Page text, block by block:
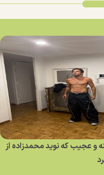
و عجیب که نوید محمدزاده از